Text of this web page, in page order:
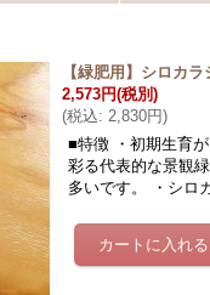
【緑肥用】シロカ
2,573円(税別)
(税込: 2,830円)
■特徴 ・初期生育
彩る代表的な景観
多いです。 ・シロ